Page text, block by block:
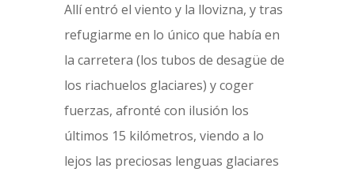
Allí entró el viento y la llovizna, y tras
refugiarme en lo único que había en
la carretera (los tubos de desagüe de
los riachuelos glaciares) y coger
fuerzas, afronté con ilusión los
últimos 15 kilómetros, viendo a lo
lejos las preciosas lenguas glaciares